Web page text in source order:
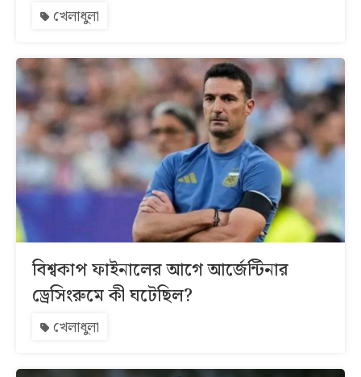
খেলাধুলা
বিশ্বকাপ ফাইনালের আগে আর্জেন্টিনার
ড্রেসিংরুমে কী ঘটেছিল?
খেলাধুলা